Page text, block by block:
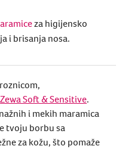
za higijensko
i brisanja nosa.
Zewa Soft & Sensitive.
i mekih maramica
tvoju borbu sa
za kožu, što pomaže